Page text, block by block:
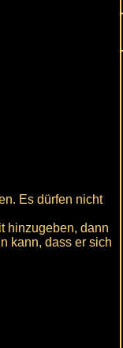
Es dürfen nicht
hinzugeben, dann
kann, dass er sich